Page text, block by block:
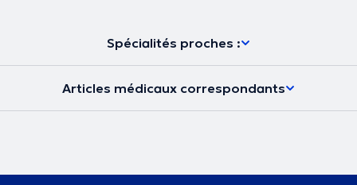
Spécialités proches :
Articles médicaux correspondants